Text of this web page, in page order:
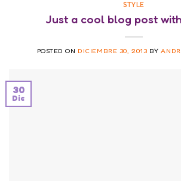
STYLE
Just a cool blog post
POSTED ON DICIEMBRE 30, 2013 BY
30
Dic